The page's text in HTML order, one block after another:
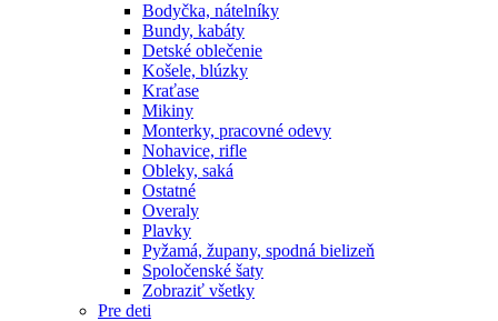
Bodyčka, nátelníky
Bundy, kabáty
Detské oblečenie
Košele, blúzky
Kraťase
Mikiny
Monterky, pracovné odevy
Nohavice, rifle
Obleky, saká
Ostatné
Overaly
Plavky
Pyžamá, župany, spodná bielizeň
Spoločenské šaty
Zobraziť všetky
Pre deti